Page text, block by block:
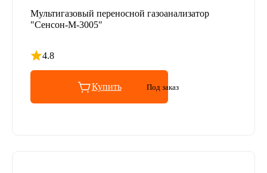
Мультигазовый переносной газоанализатор
"Сенсон-М-3005"
4.8
Рейтинг 4.8 из 5
Купить Под заказ